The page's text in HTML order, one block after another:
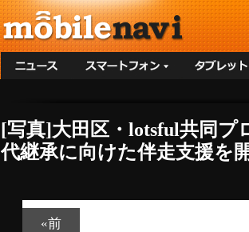
[写真]大田区・lotsful共同
代継承に向けた伴走支援を開
«前